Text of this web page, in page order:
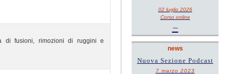
di fusioni, rimozioni di ruggini e
02 luglio 2026
Corso online
~
news
Nuova Sezione Podcast
7 marzo 2023